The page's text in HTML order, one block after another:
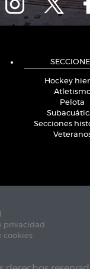
Hockey
Pelota
Secciones
privacidad
cookies